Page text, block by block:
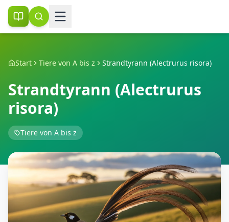
Start Tiere von A bis z Strandtyrann (Alectrurus risora)
Strandtyrann (Alectrurus
risora)
Tiere von A bis z